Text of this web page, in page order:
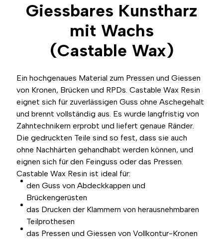
Giessbares Kunstharz
mit Wachs
(Castable Wax)
Ein hochgenaues Material zum Pressen und Giessen
von Kronen, Brücken und RPDs. Castable Wax Resin
eignet sich für zuverlässigen Guss ohne Aschegehalt
und brennt vollständig aus. Es wurde langfristig von
Zahntechnikern erprobt und liefert genaue Ränder.
Die gedruckten Teile sind so fest, dass sie auch
ohne Nachhärten gehandhabt werden können, und
eignen sich für den Feinguss oder das Pressen.
Castable Wax Resin ist ideal für:
den Guss von Abdeckkappen und
Brückengerüsten
das Drucken der Klammern von herausnehmbaren
Teilprothesen
das Pressen und Giessen von Vollkontur-Kronen